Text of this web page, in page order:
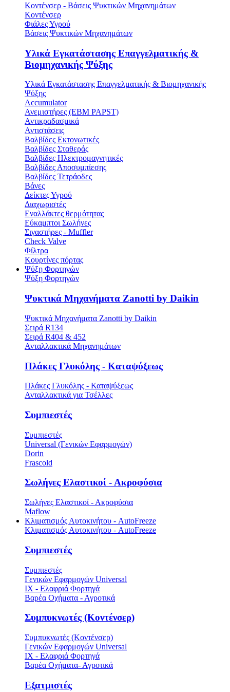
Κοντένσερ - Βάσεις Ψυκτικών Μηχανημάτων
Κοντένσερ
Φιάλες Υγρού
Βάσεις Ψυκτικών Μηχανημάτων
Υλικά Εγκατάστασης Επαγγελματικής &
Βιομηχανικής Ψύξης
Υλικά Εγκατάστασης Επαγγελματικής & Βιομηχανικής
Ψύξης
Accumulator
Ανεμιστήρες (ΕΒΜ PAPST)
Αντικραδασμικά
Αντιστάσεις
Βαλβίδες Εκτονωτικές
Βαλβίδες Σταθεράς
Βαλβίδες Ηλεκτρομαγνητικές
Βαλβίδες Αποσυμπίεσης
Βαλβίδες Τετράοδες
Βάνες
Δείκτες Υγρού
Διαχωριστές
Εναλλάκτες θερμότητας
Εύκαμπτοι Σωλήνες
Σιγαστήρες - Muffler
Check Valve
Φίλτρα
Κουρτίνες πόρτας
Ψύξη Φορτηγών
Ψύξη Φορτηγών
Ψυκτικά Μηχανήματα Zanotti by Daikin
Ψυκτικά Μηχανήματα Zanotti by Daikin
Σειρά R134
Σειρά R404 & 452
Ανταλλακτικά Μηχανημάτων
Πλάκες Γλυκόλης - Καταψύξεως
Πλάκες Γλυκόλης - Καταψύξεως
Ανταλλακτικά για Τσέλλες
Συμπιεστές
Συμπιεστές
Universal (Γενικών Εφαρμογών)
Dorin
Frascold
Σωλήνες Ελαστικοί - Ακροφύσια
Σωλήνες Ελαστικοί - Ακροφύσια
Maflow
Κλιματισμός Αυτοκινήτου - AutoFreeze
Κλιματισμός Αυτοκινήτου - AutoFreeze
Συμπιεστές
Συμπιεστές
Γενικών Εφαρμογών Universal
ΙΧ - Ελαφριά Φορτηγά
Βαρέα Οχήματα - Αγροτικά
Συμπυκνωτές (Κοντένσερ)
Συμπυκνωτές (Κοντένσερ)
Γενικών Εφαρμογών Universal
ΙΧ - Ελαφριά Φορτηγά
Βαρέα Οχήματα- Αγροτικά
Εξατμιστές